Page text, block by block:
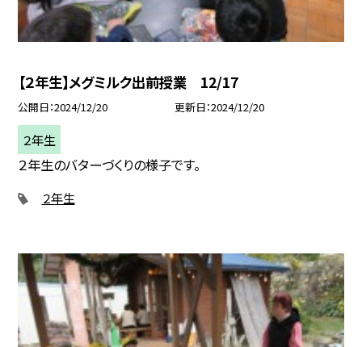
【２年生】メグミルク出前授業 12/17
公開日 2024/12/20 更新日 2024/12/20
２年生
２年生のバターづくりの様子です。
２年生